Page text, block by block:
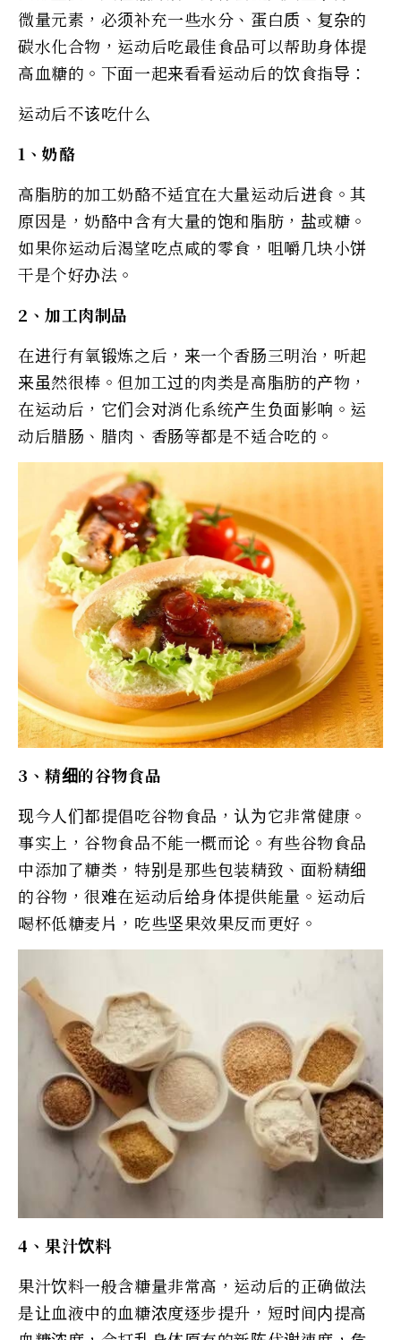
微量元素，必须补充一些水分、蛋白质、复杂的
碳水化合物，运动后吃最佳食品可以帮助身体提
高血糖的。下面一起来看看运动后的饮食指导：
运动后不该吃什么
1、奶酪
高脂肪的加工奶酪不适宜在大量运动后进食。其
原因是，奶酪中含有大量的饱和脂肪，盐或糖。
如果你运动后渴望吃点咸的零食，咀嚼几块小饼
干是个好办法。
2、加工肉制品
在进行有氧锻炼之后，来一个香肠三明治，听起
来虽然很棒。但加工过的肉类是高脂肪的产物，
在运动后，它们会对消化系统产生负面影响。运
动后腊肠、腊肉、香肠等都是不适合吃的。
3、精细的谷物食品
现今人们都提倡吃谷物食品，认为它非常健康。
事实上，谷物食品不能一概而论。有些谷物食品
中添加了糖类，特别是那些包装精致、面粉精细
的谷物，很难在运动后给身体提供能量。运动后
喝杯低糖麦片，吃些坚果效果反而更好。
4、果汁饮料
果汁饮料一般含糖量非常高，运动后的正确做法
是让血液中的血糖浓度逐步提升，短时间内提高